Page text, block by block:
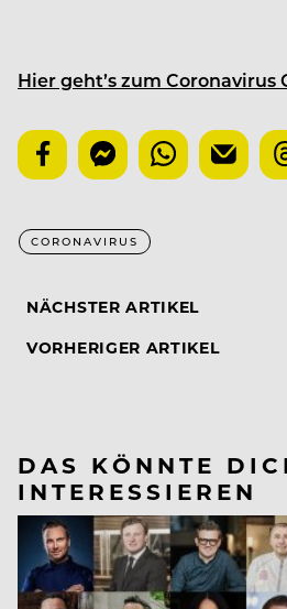
Hier geht’s zum Coronavirus
CORONAVIRUS
NÄCHSTER ARTIKEL
VORHERIGER ARTIKEL
DAS KÖNNTE
INTERESSIEREN